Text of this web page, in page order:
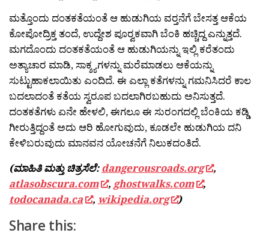
ಮತ್ತೊಂದು ದಂತಕತೆಯಂತೆ ಆ ಹುಡುಗಿಯ ವರ‍್ತನೆಗೆ ಬೇಸತ್ತ ಆಕೆಯ
ಕೋಪೋದ್ರಿಕ್ತ ತಂದೆ, ಉದ್ದೇಶ ಪೂರ‍್ವಕವಾಗಿ ಬೆಂಕಿ ಹಚ್ಚಿದ್ದ ಎನ್ನುತ್ತದೆ.
ಮಗದೊಂದು ದಂತಕತೆಯಂತೆ ಆ ಹುಡುಗಿಯನ್ನು ಇಲ್ಲಿ ಕರೆತಂದು
ಅತ್ಯಾಚಾರ ಮಾಡಿ, ಸಾಕ್ಶ್ಯಗಳನ್ನು ಮರೆಮಾಡಲು ಆಕೆಯನ್ನು
ಸುಟ್ಟುಹಾಕಲಾಯಿತು ಎಂದಿದೆ. ಈ ಎಲ್ಲಾ ಕತೆಗಳನ್ನು ಗಮನಿಸಿದರೆ ಕಾಲ
ಬದಲಾದಂತೆ ಕತೆಯ ಸ್ವರೂಪ ಬದಲಾಗಿರಬಹುದು ಅನಿಸುತ್ತದೆ.
ದಂತಕತೆಗಳು ಏನೇ ಹೇಳಲಿ, ಈಗಲೂ ಈ ಸುರಂಗದಲ್ಲಿ ಬೆಂಕಿಯ ಕಡ್ಡಿ
ಗೀರುತ್ತಿದ್ದಂತೆ ಅದು ಆರಿ ಹೋಗುವುದು, ಕೂಡಲೇ ಹುಡುಗಿಯ ದನಿ
ಕೇಳಿಬರುವುದು ಮಾನವನ ಯೋಚನೆಗೆ ನಿಲುಕದಂತಿದೆ.
(ಮಾಹಿತಿ ಮತ್ತು ಚಿತ್ರಸೆಲೆ:dangerousroads.org
,
atlasobscura.com
, ghostwalks.com
,
todocanada.ca
, wikipedia.org )
Share this: